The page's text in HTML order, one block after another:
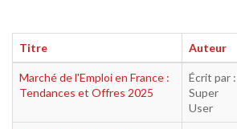
Titre
Auteur
Marché de l'Emploi en France :
Tendances et Offres 2025
Écrit par :
Super
User